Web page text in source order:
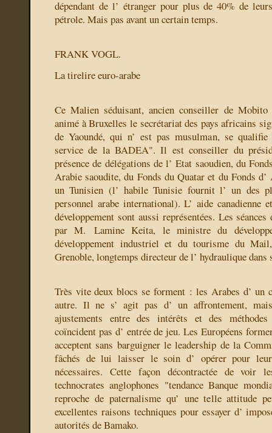
dépendant de l’ étranger pour plus de 40% de
pétrole. Mais pas avant un certain temps.
FRANK VOGL.
La tirelire euro-arabe
Ce Malien séduisant, ancien conseiller de
animé à Bruxelles le secrétariat des pays africains
de Yaoundé, qui n’ est pas musulman, se
service de la BADEA". Il est conseiller du
présence de délégations de l’ Etat saoudien, du
Arabie saoudite, du Fonds du Quatar et du Fonds
un Tunisien (l’ habile Tunisie fournit l’ un des
personnel arabe international). L’ aide canadienne
développement sont aussi représentées. Les
par M. Lamine Keita, le ministre du
développement industriel et du tourisme du
Grenoble, longtemps directeur de l’ hydraulique dans
Très vite deux blocs se forment : les Arabes d’ un
autre. Il ne s’ agit pas d’ un affrontement,
ajustements entre des intérêts et des
coïncident pas d’ entrée de jeu. Les Européens
acceptent sans barguigner le leadership de la
fâchés de lui laisser le soin d’ opérer pour
nécessaires. Cette façon décontractée de voir
technocrates anglophones "tendance Banque
reproche de paternalisme qu’ une telle attitude
excellentes raisons techniques pour essayer d’
autorités de Bamako.